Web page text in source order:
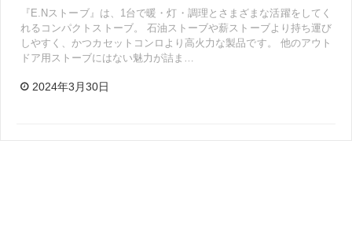
『E.Nストーブ』は、1台で暖・灯・調理とさまざまな活躍をしてく
れるコンパクトストーブ。 石油ストーブや薪ストーブより持ち運び
しやすく、かつカセットコンロより高火力な製品です。 他のアウト
ドア用ストーブにはない魅力が詰ま…
2024年3月30日